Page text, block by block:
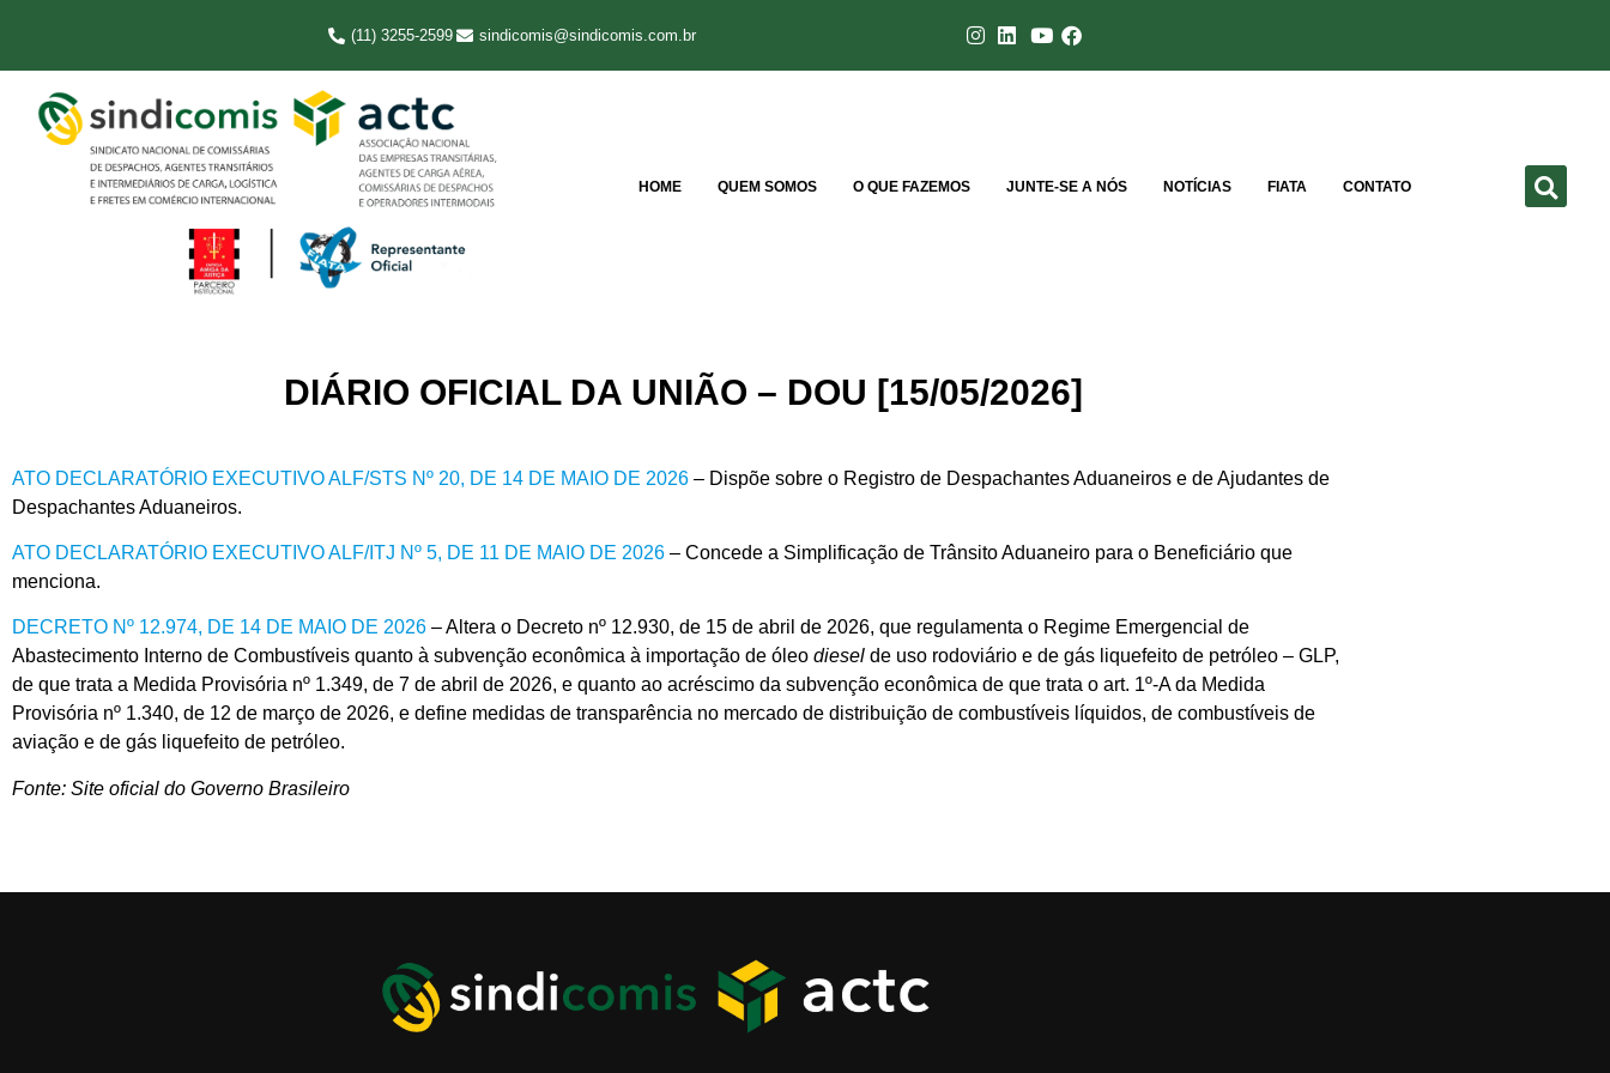
(11) 3255-2599 sindicomis@sindicomis.com.br
HOME QUEM SOMOS O QUE FAZEMOS JUNTE-SE A NÓS NOTÍCIAS FIATA CONTATO
DIÁRIO OFICIAL DA UNIÃO – DOU [15/05/2026]
ATO DECLARATÓRIO EXECUTIVO ALF/STS Nº 20, DE 14 DE MAIO DE 2026 – Dispõe sobre o Registro de Despachantes Aduaneiros e de Ajudantes de
Despachantes Aduaneiros.
ATO DECLARATÓRIO EXECUTIVO ALF/ITJ Nº 5, DE 11 DE MAIO DE 2026 – Concede a Simplificação de Trânsito Aduaneiro para o Beneficiário que
menciona.
DECRETO Nº 12.974, DE 14 DE MAIO DE 2026 – Altera o Decreto nº 12.930, de 15 de abril de 2026, que regulamenta o Regime Emergencial de
Abastecimento Interno de Combustíveis quanto à subvenção econômica à importação de óleo diesel de uso rodoviário e de gás liquefeito de petróleo – GLP,
de que trata a Medida Provisória nº 1.349, de 7 de abril de 2026, e quanto ao acréscimo da subvenção econômica de que trata o art. 1º-A da Medida
Provisória nº 1.340, de 12 de março de 2026, e define medidas de transparência no mercado de distribuição de combustíveis líquidos, de combustíveis de
aviação e de gás liquefeito de petróleo.
Fonte: Site oficial do Governo Brasileiro